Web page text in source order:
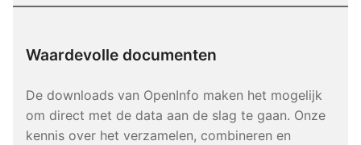
Waardevolle documenten
De downloads van OpenInfo maken het mogelijk
om direct met de data aan de slag te gaan. Onze
kennis over het verzamelen, combineren en